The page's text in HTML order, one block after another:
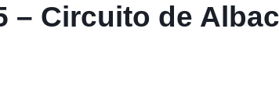
– Circuito de